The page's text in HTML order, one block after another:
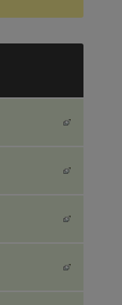
i nytt
i nytt
i nytt
i nytt